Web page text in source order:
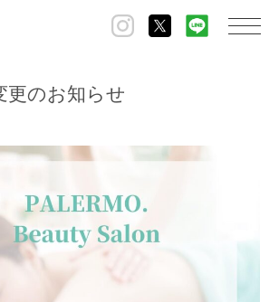
Blog
ブログ
更のお知らせ